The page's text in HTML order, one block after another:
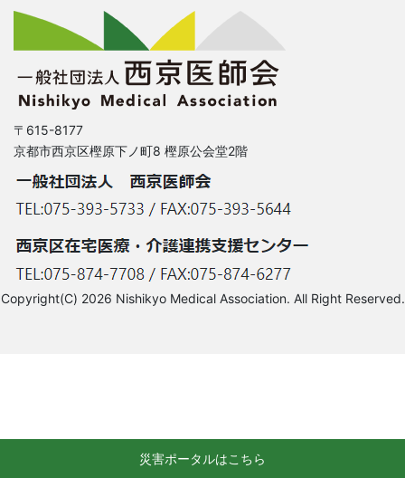
〒615-8177
京都市西京区樫原下ノ町8 樫原公会堂2階
Copyright(C) 2026 Nishikyo Medical Association. All Right Reserved.
災害ポータルはこちら